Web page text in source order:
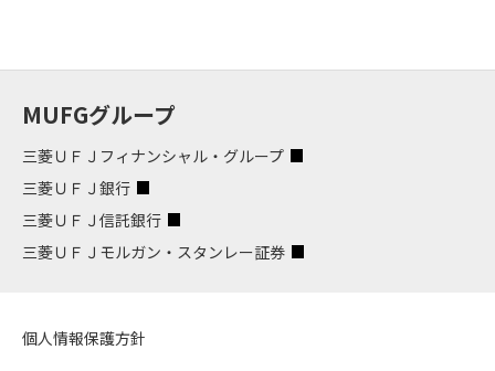
MUFGグループ
三菱ＵＦＪフィナンシャル・グループ
三菱ＵＦＪ銀行
三菱ＵＦＪ信託銀行
三菱ＵＦＪモルガン・スタンレー証券
個人情報保護方針